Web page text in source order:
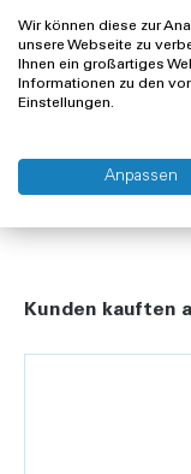
Offerte
Lieferung und
Kunden kauften
Wir können diese zur
unsere Webseite zu
Ihnen ein großartiges
Informationen zu den
Einstellungen.
Anpassen